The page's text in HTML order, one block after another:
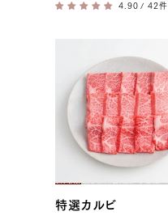
/ 42件
特選カルビ